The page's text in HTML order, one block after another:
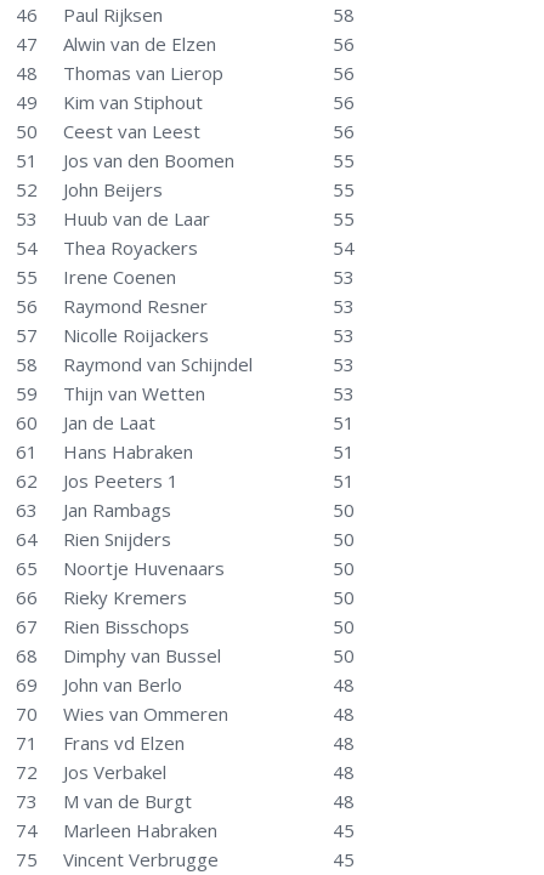
46 Paul Rijksen
58
47
Alwin van de Elzen
56
48
Thomas van Lierop
56
49
Kim van Stiphout
56
50
Ceest van Leest
56
51
Jos van den Boomen
55
52
John Beijers
55
53
Huub van de Laar
55
54
Thea Royackers
54
55
Irene Coenen
53
56
Raymond Resner
53
57
Nicolle Roijackers
53
58
Raymond van Schijndel
53
59
Thijn van Wetten
53
60
Jan de Laat
51
61
Hans Habraken
51
62
Jos Peeters 1
51
63
Jan Rambags
50
64
Rien Snijders
50
65
Noortje Huvenaars
50
66
Rieky Kremers
50
67
Rien Bisschops
50
68
Dimphy van Bussel
50
69
John van Berlo
48
70
Wies van Ommeren
48
71
Frans vd Elzen
48
72
Jos Verbakel
48
73
M van de Burgt
48
74
Marleen Habraken
45
75
Vincent Verbrugge
45